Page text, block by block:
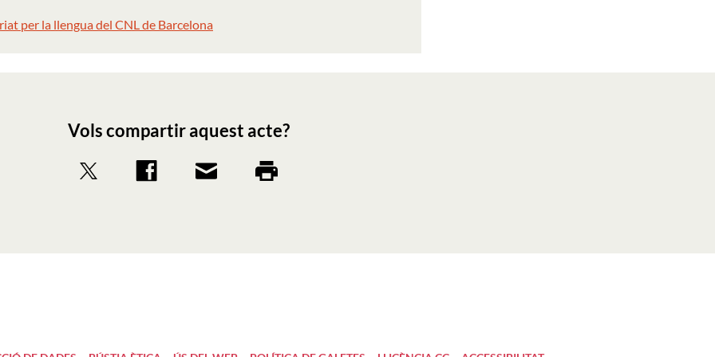
per la llengua del CNL de Barcelona
Vols compartir aquest acte?